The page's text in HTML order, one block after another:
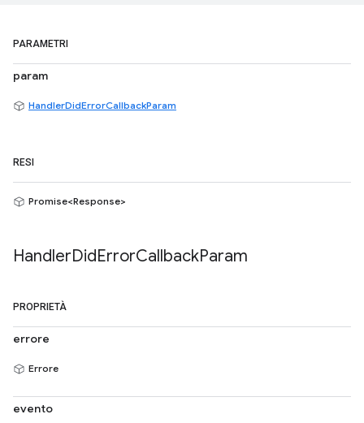
PARAMETRI
param
HandlerDidErrorCallbackParam
RESI
Promise<Response>
HandlerDidErrorCallbackParam
PROPRIETÀ
errore
Errore
evento